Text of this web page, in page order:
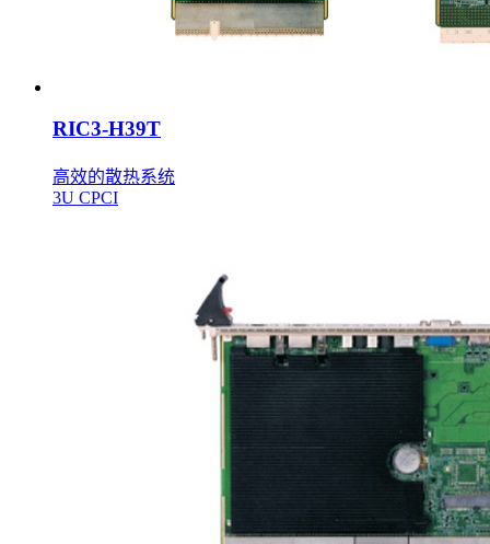
RIC3-H39T
高效的散热系统
3U CPCI